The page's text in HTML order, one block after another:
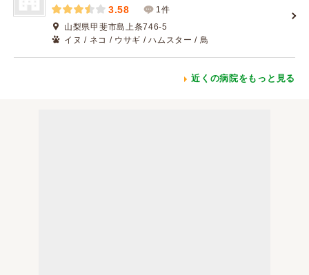
3.58
1件
山梨県甲斐市島上条746-5
イヌ / ネコ / ウサギ / ハムスター / 鳥
近くの病院をもっと見る